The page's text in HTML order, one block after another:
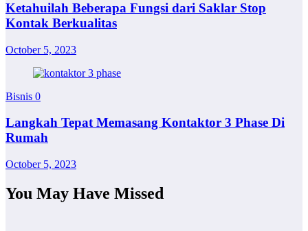
Ketahuilah Beberapa Fungsi dari Saklar Stop
Kontak Berkualitas
October 5, 2023
Bisnis 0
Langkah Tepat Memasang Kontaktor 3 Phase Di
Rumah
October 5, 2023
You May Have Missed